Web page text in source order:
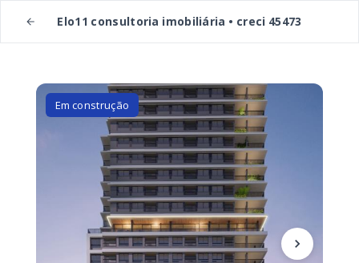
Elo11 consultoria imobiliária • creci 45473
Em construção